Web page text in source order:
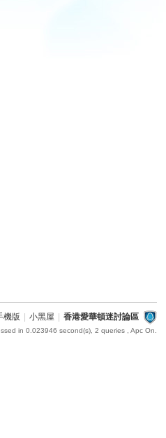
機版 小黑屋 香港愛華頓迷討論區
in 0.023946 second(s), 2 queries , Apc On.